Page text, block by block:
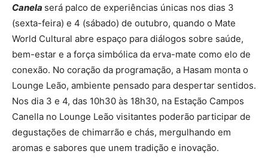
Canela será palco de experiências únicas nos dias 3
(sexta-feira) e 4 (sábado) de outubro, quando o Mate
World Cultural abre espaço para diálogos sobre saúde,
bem-estar e a força simbólica da erva-mate como elo de
conexão. No coração da programação, a Hasam monta o
Lounge Leão, ambiente pensado para despertar sentidos.
Nos dia 3 e 4, das 10h30 às 18h30, na Estação Campos
Canella no Lounge Leão visitantes poderão participar de
degustações de chimarrão e chás, mergulhando em
aromas e sabores que unem tradição e inovação.